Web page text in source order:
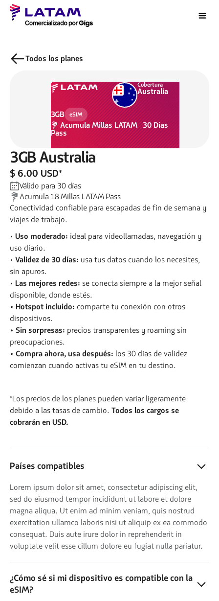
Todos los planes
Cobertura
Australia
3GB eSIM
AcumulaMillas LATAM
Pass
30Días
3GBAustralia
$ 6.00 USD*
Válido para 30días
Acumula18Millas LATAM Pass
Conectividad confiable para escapadas de fin de semana y
viajes de trabajo.
• Uso moderado: ideal para videollamadas, navegación y
uso diario.
• Validez de 30 días: usa tus datos cuando los necesites,
sin apuros.
• Las mejores redes: se conecta siempre a la mejor señal
disponible, donde estés.
• Hotspot incluido: comparte tu conexión con otros
dispositivos.
• Sin sorpresas: precios transparentes y roaming sin
preocupaciones.
• Compra ahora, usa después: los 30 días de validez
comienzan cuando activas tu eSIM en tu destino.
*Los precios de los planes pueden variar ligeramente
debido a las tasas de cambio. Todos los cargos se
cobrarán en USD.
Países compatibles
Lorem ipsum dolor sit amet, consectetur adipiscing elit,
sed do eiusmod tempor incididunt ut labore et dolore
magna aliqua. Ut enim ad minim veniam, quis nostrud
exercitation ullamco laboris nisi ut aliquip ex ea commodo
consequat. Duis aute irure dolor in reprehenderit in
voluptate velit esse cillum dolore eu fugiat nulla pariatur.
¿Cómo sé si mi dispositivo es compatible con la
eSIM?